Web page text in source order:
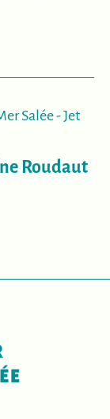
Salée - Jet
Roudaut